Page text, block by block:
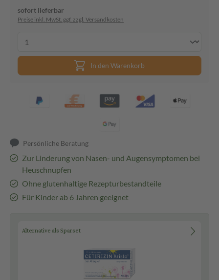
sofort lieferbar
Preise inkl. MwSt. ggf. zzgl. Versandkosten
In den Warenkorb
Persönliche Beratung
Zur Linderung von Nasen- und Augensymptomen bei
Heuschnupfen
Ohne glutenhaltige Rezepturbestandteile
Für Kinder ab 6 Jahren geeignet
Alternative als Sparset